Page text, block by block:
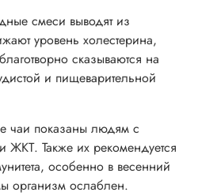
смеси выводят из
уровень холестерина,
сказываются на
и пищеварительной
чаи показаны людям с
ЖКТ. Также их рекомендуется
особенно в весенний
организм ослаблен.